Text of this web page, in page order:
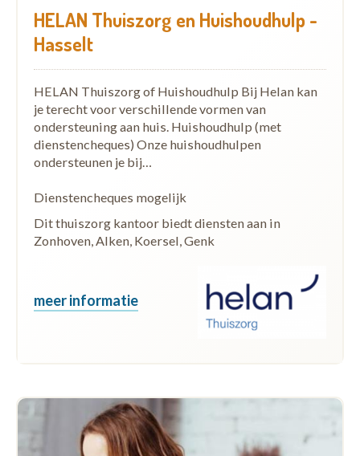
HELAN Thuiszorg en Huishoudhulp -
Hasselt
HELAN Thuiszorg of Huishoudhulp Bij Helan kan
je terecht voor verschillende vormen van
ondersteuning aan huis. Huishoudhulp (met
dienstencheques) Onze huishoudhulpen
ondersteunen je bij…
Dienstencheques mogelijk
Dit thuiszorg kantoor biedt diensten aan in
Zonhoven, Alken, Koersel, Genk
meer informatie